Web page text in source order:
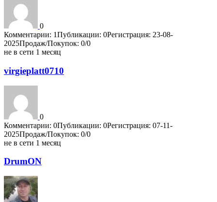
0
Комментарии: 1Публикации: 0Регистрация: 23-08-
2025Продаж/Покупок: 0/0
не в сети 1 месяц
virgieplatt0710
0
Комментарии: 0Публикации: 0Регистрация: 07-11-
2025Продаж/Покупок: 0/0
не в сети 1 месяц
DrumON